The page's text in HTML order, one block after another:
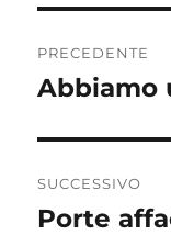
articoli
PRECEDENTE
Articolo
Abbiamo
SUCCESSIVO
Articolo
Porte